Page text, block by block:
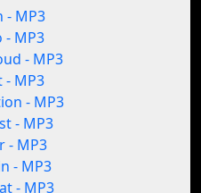
- MP3
- MP3
- MP3
- MP3
- MP3
- MP3
- MP3
- MP3
- MP3